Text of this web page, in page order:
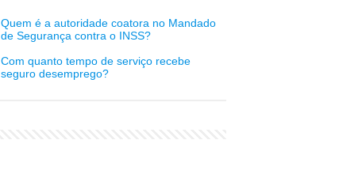
Quem é a autoridade coatora no Mandado
de Segurança contra o INSS?
Com quanto tempo de serviço recebe
seguro desemprego?